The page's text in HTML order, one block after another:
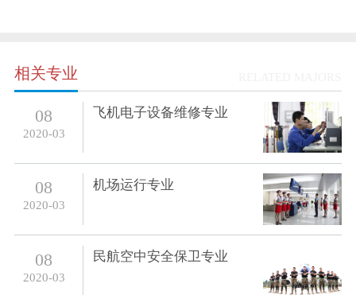
相关专业
08
2020-03
飞机电子设备维修专业
08
2020-03
机场运行专业
08
2020-03
民航空中安全保卫专业